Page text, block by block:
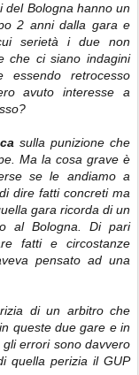
del Bologna hanno un
2 anni dalla gara e
serietà i due non
che ci siano indagini
retrocesso
avuto interesse a
sulla punizione che
Ma la cosa grave è
se le andiamo a
dire fatti concreti ma
gara ricorda di un
al Bologna. Di pari
fatti e circostanze
pensato ad una
di un arbitro che
queste due gare e in
gli errori sono davvero
quella perizia il GUP